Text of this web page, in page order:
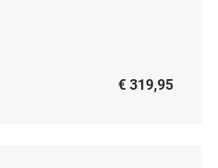
€ 319,95